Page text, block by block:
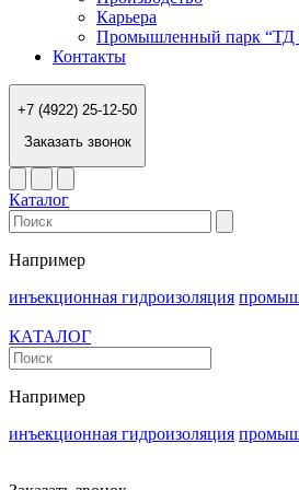
Карьера
Промышленный парк “ТД
Контакты
+7 (4922) 25-12-50
Заказать звонок
Каталог
Например
инъекционная гидроизоляция
КАТАЛОГ
Например
инъекционная гидроизоляция